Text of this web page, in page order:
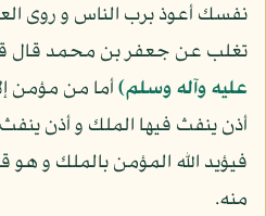
نفسك أعوذ برب الناس و روى
تغلب عن جعفر بن محمد قال
عليه وآله وسلم)أما من مؤمن
أذن ينفث فيها الملك و أذن
فيؤيد الله المؤمن بالملك و
منه.